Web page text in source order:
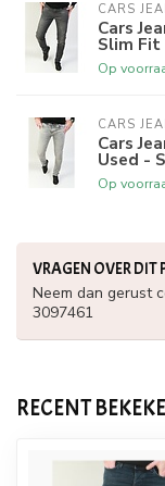
CARS
Cars
Slim Fit
Op
CARS
Cars
Used -
Op
VRAGEN OVER DIT
Neem dan gerust
3097461
RECENT